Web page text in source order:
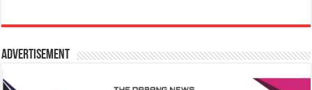
Advertisement